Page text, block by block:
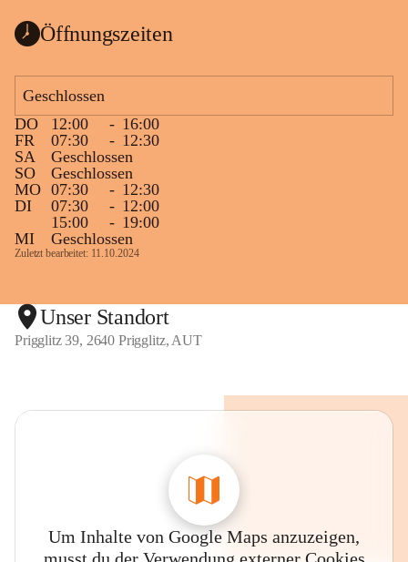
Öffnungszeiten
Geschlossen
DO
12:00 - 16:00
FR
07:30 - 12:30
SA
Geschlossen
SO
Geschlossen
MO 07:30 - 12:30
DI
07:30 - 12:00
15:00
- 19:00
MI
Geschlossen
Zuletzt bearbeitet: 11.10.2024
Unser Standort
Prigglitz 39, 2640 Prigglitz, AUT
Um Inhalte von Google Maps anzuzeigen,